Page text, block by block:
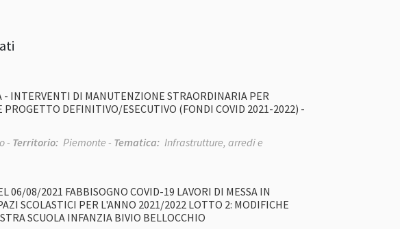
- INTERVENTI DI MANUTENZIONE STRAORDINARIA PER
PROGETTO DEFINITIVO/ESECUTIVO (FONDI COVID 2021-2022) -
- Territorio: Piemonte - Tematica: Infrastrutture, arredi e
06/08/2021 FABBISOGNO COVID-19 LAVORI DI MESSA IN
SCOLASTICI PER L'ANNO 2021/2022 LOTTO 2: MODIFICHE
SCUOLA INFANZIA BIVIO BELLOCCHIO